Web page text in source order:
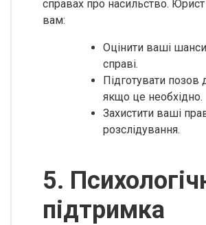
справах про насильство.
вам:
Оцінити ваші шанси
справі.
Підготувати позов
якщо це необхідно.
Захистити ваші
розслідування.
5.
підтримка